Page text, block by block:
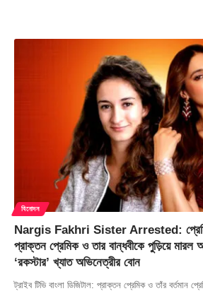
বিনোদন
Nargis Fakhri Sister Arrested:
প্রাক্তন প্রেমিক ও তার বান্ধবীকে পুড়িয়ে মারল
‘রকস্টার’ খ্যাত অভিনেত্রীর বোন
ট্রাইব টিভি বাংলা ডিজিটাল: প্রাক্তন প্রেমিক ও তাঁর বর্তমান